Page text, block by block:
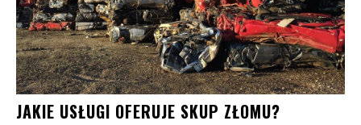
JAKIE USŁUGI OFERUJE SKUP ZŁOMU?